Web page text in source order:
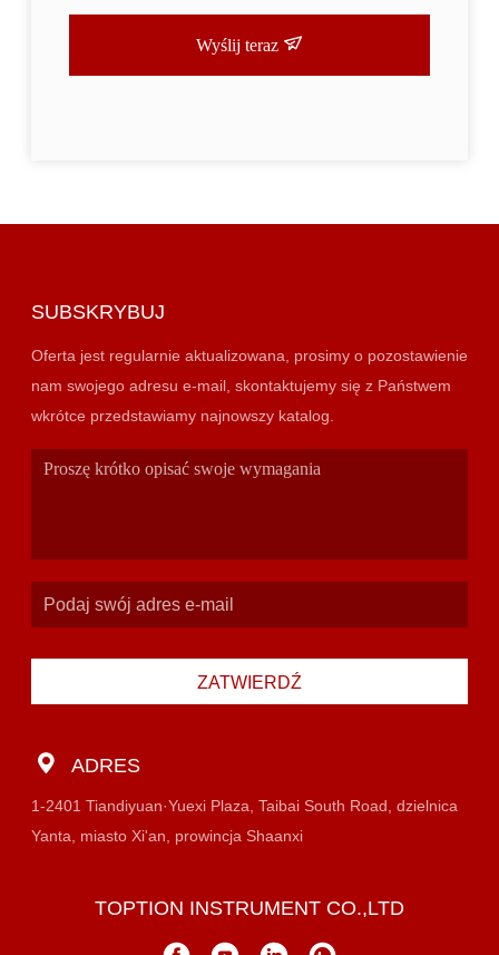
Wyślij teraz
SUBSKRYBUJ
Oferta jest regularnie aktualizowana, prosimy o pozostawienie
nam swojego adresu e-mail, skontaktujemy się z Państwem
wkrótce przedstawiamy najnowszy katalog.
ZATWIERDŹ
ADRES
1-2401 Tiandiyuan·Yuexi Plaza, Taibai South Road, dzielnica
Yanta, miasto Xi'an, prowincja Shaanxi
TOPTION INSTRUMENT CO.,LTD